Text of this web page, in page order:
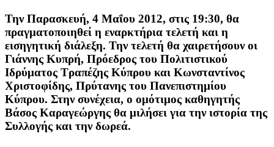
Την Παρασκευή, 4 Μαΐου 2012, στις 19:30, θα
πραγματοποιηθεί η εναρκτήρια τελετή και η
εισηγητική διάλεξη. Την τελετή θα χαιρετήσουν οι
Γιάννης Κυπρή, Πρόεδρος του Πολιτιστικού
Ιδρύματος Τραπέζης Κύπρου και Κωνσταντίνος
Χριστοφίδης, Πρύτανης του Πανεπιστημίου
Κύπρου. Στην συνέχεια, ο ομότιμος καθηγητής
Βάσος Καραγεώργης θα μιλήσει για την ιστορία της
Συλλογής και την δωρεά.